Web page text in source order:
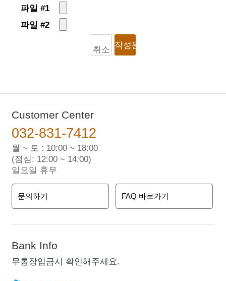
파일 #1
파일 #2
취소 작성완료
Customer Center
032-831-7412
월 ~ 토 : 10:00 ~ 18:00
(점심: 12:00 ~ 14:00)
일요일 휴무
문의하기 FAQ 바로가기
Bank Info
무통장입금시 확인해주세요.